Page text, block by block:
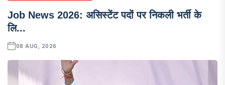
Job News 2026: असिस्टेंट पदों पर निकली भर्ती के
लि...
08 AUG, 2026